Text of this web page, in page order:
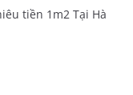
tiền 1m2 Tại Hà